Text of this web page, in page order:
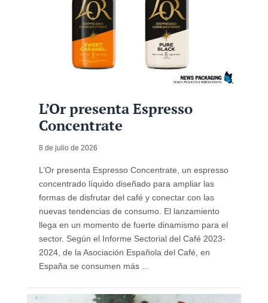
L’Or presenta Espresso
Concentrate
8 de julio de 2026
L’Or presenta Espresso Concentrate, un espresso
concentrado líquido diseñado para ampliar las
formas de disfrutar del café y conectar con las
nuevas tendencias de consumo. El lanzamiento
llega en un momento de fuerte dinamismo para el
sector. Según el Informe Sectorial del Café 2023-
2024, de la Asociación Española del Café, en
España se consumen más ...